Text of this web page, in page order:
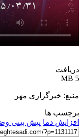
دریافت
5 MB
منبع: خبرگزاری مهر
برچسب ها
افزایش دما پیش بینی